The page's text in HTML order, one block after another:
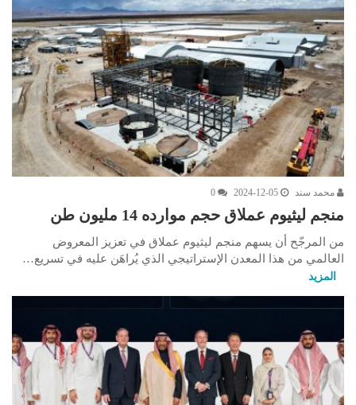
محمد سند 2024-12-05
0
منجم ليثيوم عملاق حجم موارده 14 مليون طن
من المرجّح أن يسهم منجم ليثيوم عملاق في تعزيز المعروض
العالمي من هذا المعدن الإستراتيجي الذي يُراهَن عليه في تسريع…
المزيد